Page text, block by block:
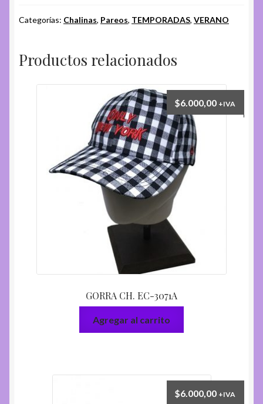
Categorías: Chalinas, Pareos, TEMPORADAS, VERANO
Productos relacionados
GORRA CH. EC-3071A
$6.000,00 +IVA
Agregar al carrito
$6.000,00 +IVA